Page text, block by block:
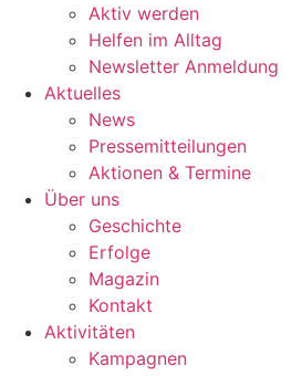
Aktiv werden
Helfen im Alltag
Newsletter Anmeldung
Aktuelles
News
Pressemitteilungen
Aktionen & Termine
Über uns
Geschichte
Erfolge
Magazin
Kontakt
Aktivitäten
Kampagnen